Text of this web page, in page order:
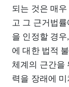
되는 것은 매
고 그 근거법
을 인정할 경
에 대한 법적
체계의 근간을
력을 장래에